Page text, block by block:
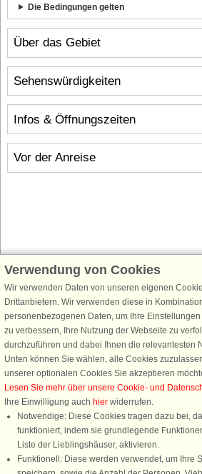
Über das Gebiet
Infos & Öffnungszeiten
Vor der Anreise
Die Bedingungen gelten
Sehenswürdigkeiten
Schließen Sie sich 100.000 Ferienhaus-
Erhalten Sie einenWillkommensgutschein von
Ferienhausurlaub - melden Sie sich einfach für
an. Verpassen Sie nie wieder exklusive
Urlaubstipps!
Newsletter
Verwendung von Cookies
Wir verwenden Daten von unseren eigenen
Drittanbietern. Wir verwenden diese in
personenbezogenen Daten, um Ihre
zu verbessern, Ihre Nutzung der Webseite zu
durchzuführen und dabei Ihnen die relevantesten
Unten können Sie wählen, alle Cookies
unserer optionalen Cookies Sie akzeptieren
Lesen Sie mehr über unsere Cookie- und
Ihre Einwilligung auch hier widerrufen.
Notwendige: Diese Cookies tragen dazu bei,
funktioniert, indem sie grundlegende
Liste der Lieblingshäuser, aktivieren.
Funktionell: Diese werden verwendet, um Ihre